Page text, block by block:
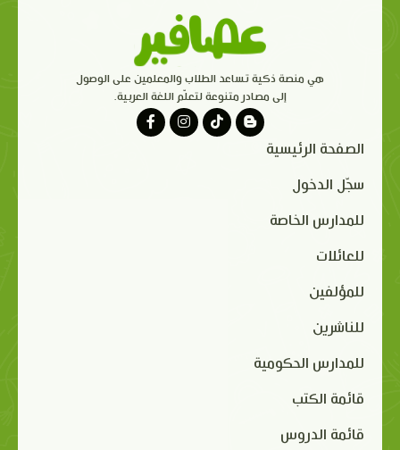
هي منصة ذكية تساعد الطلاب والمعلمين على الوصول
إلى مصادر متنوعة لتعلّم اللغة العربية.
الصفحة الرئيسية
سجّل الدخول
للمدارس الخاصة
للعائلات
للمؤلفين
للناشرين
للمدارس الحكومية
قائمة الكتب
قائمة الدروس